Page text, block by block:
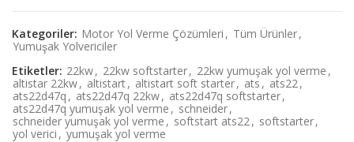
Kategoriler: Motor Yol Verme Çözümleri , Tüm Ürünler,
Yumuşak Yolvericiler
Etiketler: 22kw, 22kw softstarter, 22kw yumuşak yol verme ,
altistar 22kw, altistart, altistart soft starter, ats , ats22,
ats22d47q , ats22d47q 22kw, ats22d47q softstarter,
ats22d47q yumuşak yol verme , schneider,
schneider yumuşak yol verme , softstart ats22, softstarter,
yol verici , yumuşak yol verme